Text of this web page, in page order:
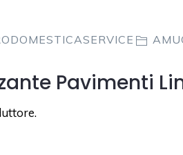
Pavimenti